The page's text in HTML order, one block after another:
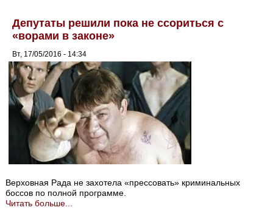
Депутаты решили пока не ссориться с
«ворами в законе»
Вт, 17/05/2016 - 14:34
Верховная Рада не захотела «прессовать» криминальных
боссов по полной программе.
Читать больше...